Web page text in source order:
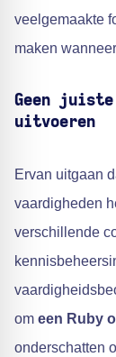
veelgemaakte
maken
Geen
uitvoeren
Ervan uitgaan
vaardigheden
verschillende
om een Ruby
onderschatten